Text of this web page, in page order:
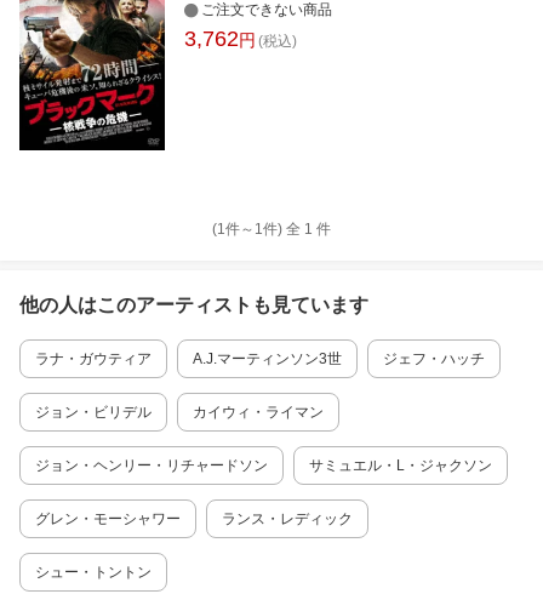
ご注文できない商品
3,762円 (税込)
(1件～ 1 件) 全 1 件
他の人はこのアーティスト も見ています
ラナ・ガウティア A.J.マーティンソン3世 ジェフ・ハッチ
ジョン・ビリデル カイウィ・ライマン
ジョン・ヘンリー・リチャードソン サミュエル・L・ジャクソン
グレン・モーシャワー ランス・レディック
シュー・トントン